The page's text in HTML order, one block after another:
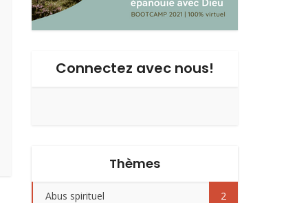
Connectez avec nous!
Thèmes
Abus spirituel 2